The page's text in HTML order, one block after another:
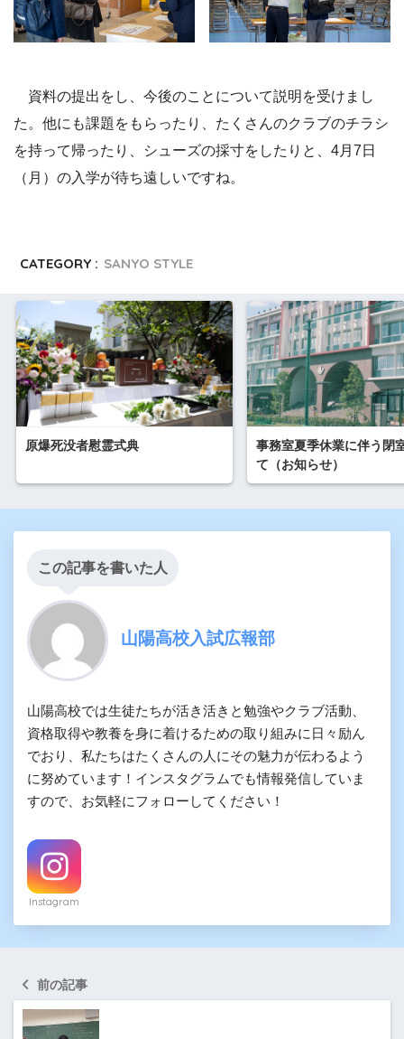
資料の提出をし、今後のことについて説明を受けまし
た。他にも課題をもらったり、たくさんのクラブのチラシ
を持って帰ったり、シューズの採寸をしたりと、4月7日
（月）の入学が待ち遠しいですね。
CATEGORY : SANYO STYLE
原爆死没者慰霊式典
事務室夏季休業に伴う閉
て（お知らせ）
この記事を書いた人
山陽高校入試広報部
山陽高校では生徒たちが活き活きと勉強やクラブ活動、
資格取得や教養を身に着けるための取り組みに日々励ん
でおり、私たちはたくさんの人にその魅力が伝わるよう
に努めています！インスタグラムでも情報発信していま
すので、お気軽にフォローしてください！
Instagram
前の記事